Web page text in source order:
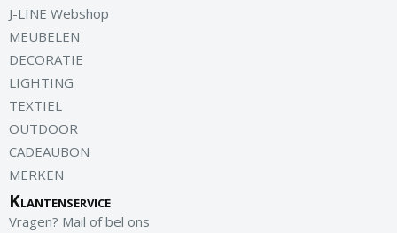
J-LINE Webshop
MEUBELEN
DECORATIE
LIGHTING
TEXTIEL
OUTDOOR
CADEAUBON
MERKEN
Klantenservice
Vragen? Mail of bel ons